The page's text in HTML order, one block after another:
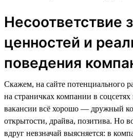
Несоответствие
ценностей и
поведения
Скажем, на сайте потенциального
на страничках компании в
вакансии всё хорошо — дружный
открытости, драйва, позитива. Но
вдруг невзначай выясняется: в